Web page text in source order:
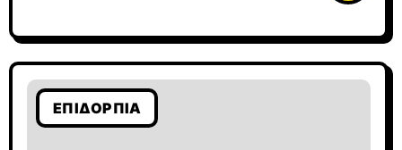
ΕΠΙΔΌΡΠΙΑ